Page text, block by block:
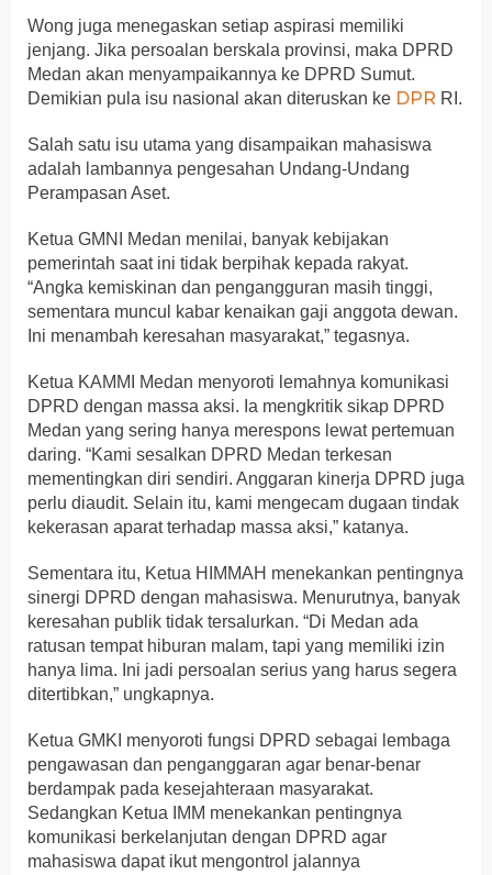
Wong juga menegaskan setiap aspirasi memiliki
jenjang. Jika persoalan berskala provinsi, maka DPRD
Medan akan menyampaikannya ke DPRD Sumut.
Demikian pula isu nasional akan diteruskan ke DPR RI.
Salah satu isu utama yang disampaikan mahasiswa
adalah lambannya pengesahan Undang-Undang
Perampasan Aset.
Ketua GMNI Medan menilai, banyak kebijakan
pemerintah saat ini tidak berpihak kepada rakyat.
“Angka kemiskinan dan pengangguran masih tinggi,
sementara muncul kabar kenaikan gaji anggota dewan.
Ini menambah keresahan masyarakat,” tegasnya.
Ketua KAMMI Medan menyoroti lemahnya komunikasi
DPRD dengan massa aksi. Ia mengkritik sikap DPRD
Medan yang sering hanya merespons lewat pertemuan
daring. “Kami sesalkan DPRD Medan terkesan
mementingkan diri sendiri. Anggaran kinerja DPRD juga
perlu diaudit. Selain itu, kami mengecam dugaan tindak
kekerasan aparat terhadap massa aksi,” katanya.
Sementara itu, Ketua HIMMAH menekankan pentingnya
sinergi DPRD dengan mahasiswa. Menurutnya, banyak
keresahan publik tidak tersalurkan. “Di Medan ada
ratusan tempat hiburan malam, tapi yang memiliki izin
hanya lima. Ini jadi persoalan serius yang harus segera
ditertibkan,” ungkapnya.
Ketua GMKI menyoroti fungsi DPRD sebagai lembaga
pengawasan dan penganggaran agar benar-benar
berdampak pada kesejahteraan masyarakat.
Sedangkan Ketua IMM menekankan pentingnya
komunikasi berkelanjutan dengan DPRD agar
mahasiswa dapat ikut mengontrol jalannya